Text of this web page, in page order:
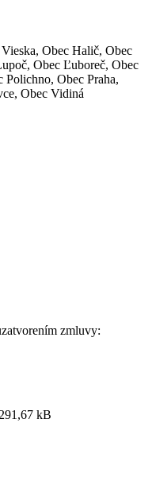
Obec Halič, Obec
Obec Ľuboreč, Obec
Polichno, Obec Praha,
Obec Vidiná
zmluvy:
kB